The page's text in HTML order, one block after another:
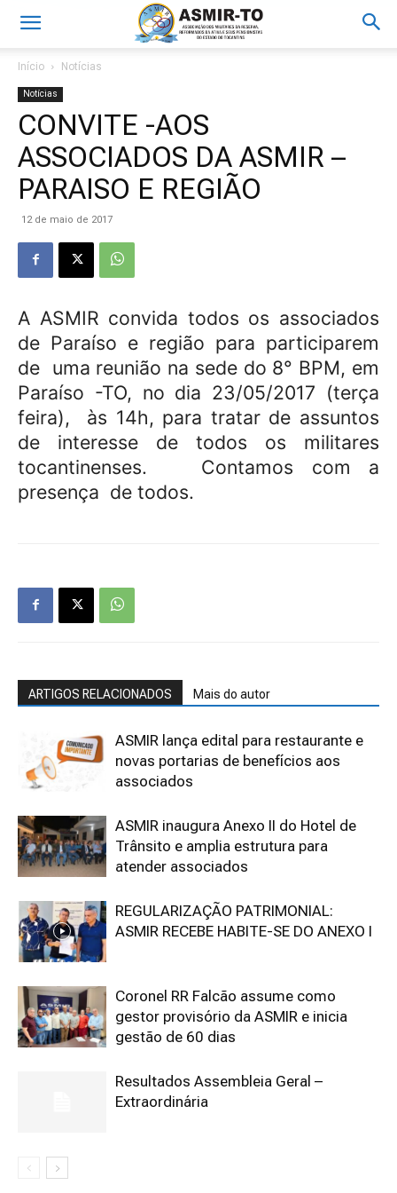
Início Notícias
Notícias
CONVITE -AOS
ASSOCIADOS DA ASMIR –
PARAISO E REGIÃO
12 de maio de 2017
A ASMIR convida todos os associados
de Paraíso e região para participarem
de uma reunião na sede do 8° BPM, em
Paraíso -TO, no dia 23/05/2017 (terça
feira),
às 14h, para tratar de assuntos
de interesse de todos os militares
tocantinenses.
Contamos com a
presença de todos.
ARTIGOS RELACIONADOS Mais do autor
ASMIR lança edital para restaurante e
novas portarias de benefícios aos
associados
ASMIR inaugura Anexo II do Hotel de
Trânsito e amplia estrutura para
atender associados
REGULARIZAÇÃO PATRIMONIAL:
ASMIR RECEBE HABITE-SE DO ANEXO I
Coronel RR Falcão assume como
gestor provisório da ASMIR e inicia
gestão de 60 dias
Resultados Assembleia Geral –
Extraordinária